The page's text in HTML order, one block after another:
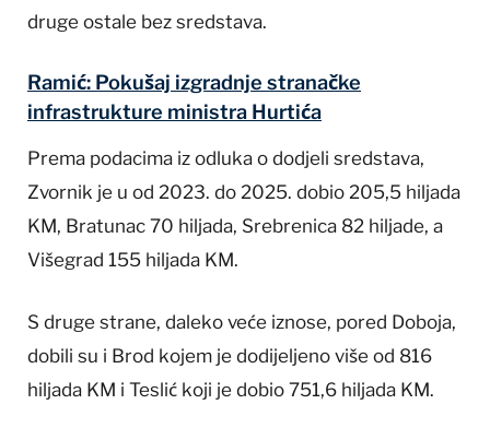
druge ostale bez sredstava.
Ramić: Pokušaj izgradnje stranačke
infrastrukture ministra Hurtića
Prema podacima iz odluka o dodjeli sredstava,
Zvornik je u od 2023. do 2025. dobio 205,5 hiljada
KM, Bratunac 70 hiljada, Srebrenica 82 hiljade, a
Višegrad 155 hiljada KM.
S druge strane, daleko veće iznose, pored Doboja,
dobili su i Brod kojem je dodijeljeno više od 816
hiljada KM i Teslić koji je dobio 751,6 hiljada KM.